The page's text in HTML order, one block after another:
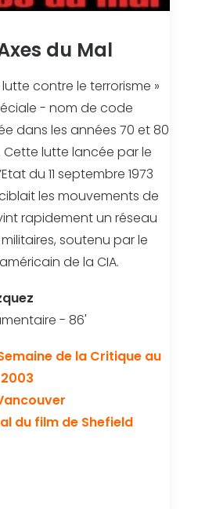
du Mal
contre le terrorisme »
- nom de code
dans les années 70 et 80
Cette lutte lancée par le
du 11 septembre 1973
les mouvements de
rapidement un réseau
soutenu par le
de la CIA.
- 86'
de la Critique au
du film de Shefield